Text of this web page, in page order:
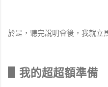
於是，聽完說明會後，我就立
▋我的超超額準備